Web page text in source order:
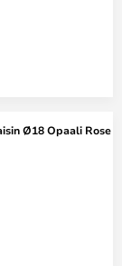
Ø18 Opaali Rose